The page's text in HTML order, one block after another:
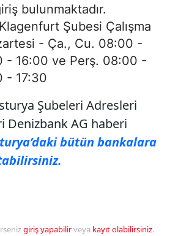
bulunmaktadır.
Şubesi Çalışma
- Ça., Cu. 08:00 -
- 16:00 ve Perş. 08:00 -
- 17:30
Şubeleri Adresleri
Denizbank AG haberi
bütün bankalara
giriş yapabilirveya kayıt olabilirsiniz.